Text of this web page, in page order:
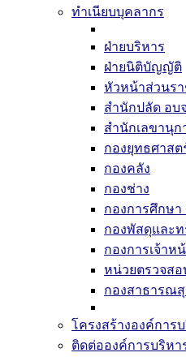
ทำเนียบบุคลากร
ฝ่ายบริหาร
ฝ่ายนิติบัญญัติ
หัวหน้าส่วนร
สำนักปลัด อบ
สำนักเลขานุก
กองยุทธศาส
กองคลัง
กองช่าง
กองการศึกษ
กองพัสดุและ
กองการเจ้าห
หน่วยตรวจสอ
กองสาธารณ
โครงสร้างองค์การ
ติดต่อองค์การบริห